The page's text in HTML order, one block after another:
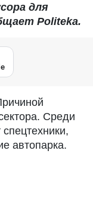
для
Politeka.
Среди
автопарка.